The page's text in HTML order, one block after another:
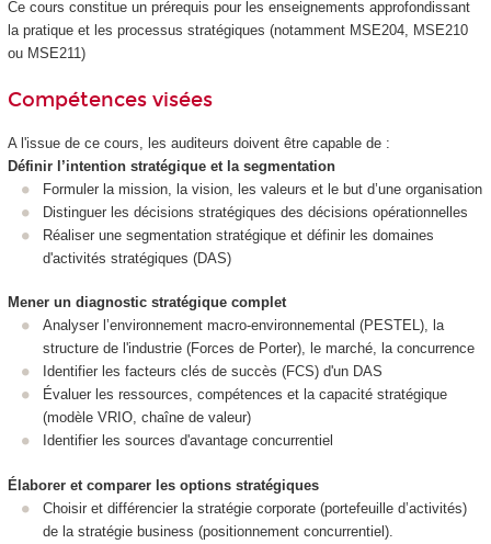
Ce cours constitue un prérequis pour les enseignements approfondissant
la pratique et les processus stratégiques (notamment MSE204, MSE210
ou MSE211)
Compétences visées
A l'issue de ce cours, les auditeurs doivent être capable de :
Définir l’intention stratégique et la segmentation
Formuler la mission, la vision, les valeurs et le but d’une organisation
Distinguer les décisions stratégiques des décisions opérationnelles
Réaliser une segmentation stratégique et définir les domaines
d'activités stratégiques (DAS)
Mener un diagnostic stratégique complet
Analyser l’environnement macro-environnemental (PESTEL), la
structure de l'industrie (Forces de Porter), le marché, la concurrence
Identifier les facteurs clés de succès (FCS) d'un DAS
Évaluer les ressources, compétences et la capacité stratégique
(modèle VRIO, chaîne de valeur)
Identifier les sources d'avantage concurrentiel
Élaborer et comparer les options stratégiques
Choisir et différencier la stratégie corporate (portefeuille d’activités)
de la stratégie business (positionnement concurrentiel).